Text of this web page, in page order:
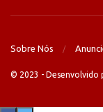
Sobre Nós
© 2023 - Desenvolvido